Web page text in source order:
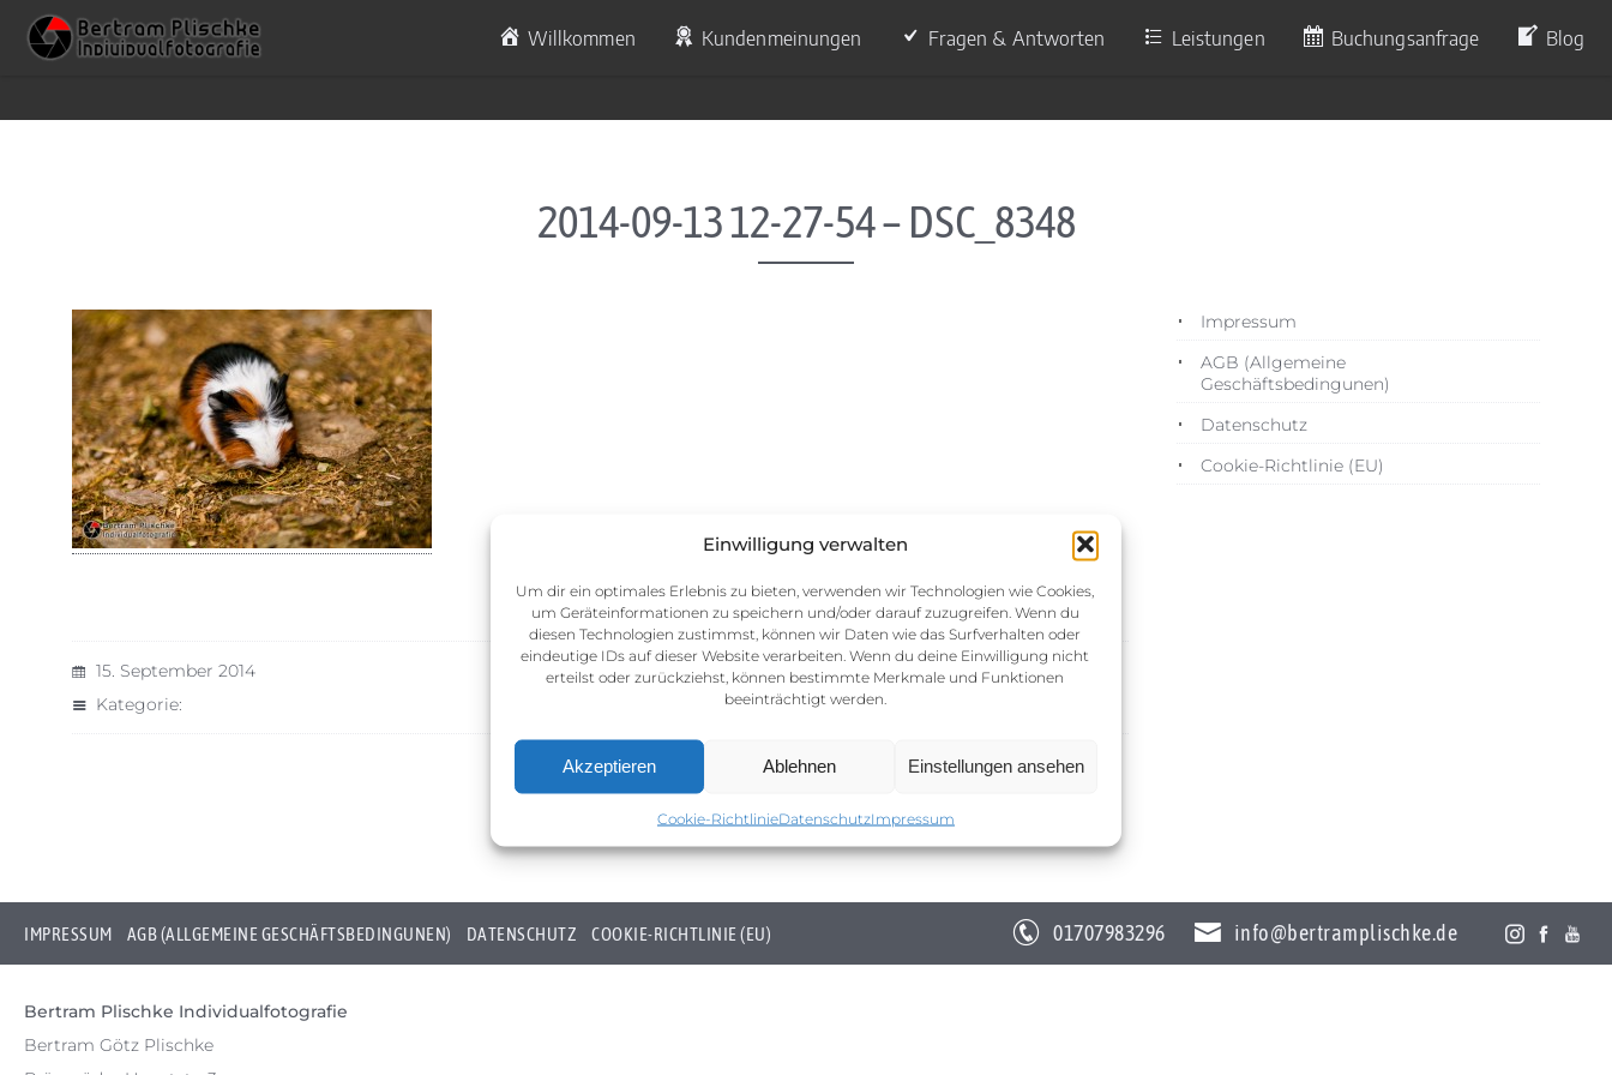
Einwilligung verwalten
Um dir ein optimales Erlebnis zu bieten, verwenden wir Technologien wie Cookies,
um Geräteinformationen zu speichern und/oder darauf zuzugreifen. Wenn du
diesen Technologien zustimmst, können wir Daten wie das Surfverhalten oder
eindeutige IDs auf dieser Website verarbeiten. Wenn du deine Einwilligung nicht
erteilst oder zurückziehst, können bestimmte Merkmale und Funktionen
beeinträchtigt werden.
Akzeptieren Ablehnen Einstellungen ansehen
Cookie-RichtlinieDatenschutzImpressum
Skip to content Willkommen Kundenmeinungen Fragen & Antworten Leistungen Buchungsanfrage Blog
2014-09-13 12-27-54 – DSC_8348
15. September 2014
Kategorie:
Impressum
AGB (Allgemeine
Geschäftsbedingunen)
Datenschutz
Cookie-Richtlinie (EU)
IMPRESSUM AGB (ALLGEMEINE GESCHÄFTSBEDINGUNEN) DATENSCHUTZ COOKIE-RICHTLINIE (EU) 01707983296 info@bertramplischke.de
Bertram Plischke Individualfotografie
Bertram Götz Plischke